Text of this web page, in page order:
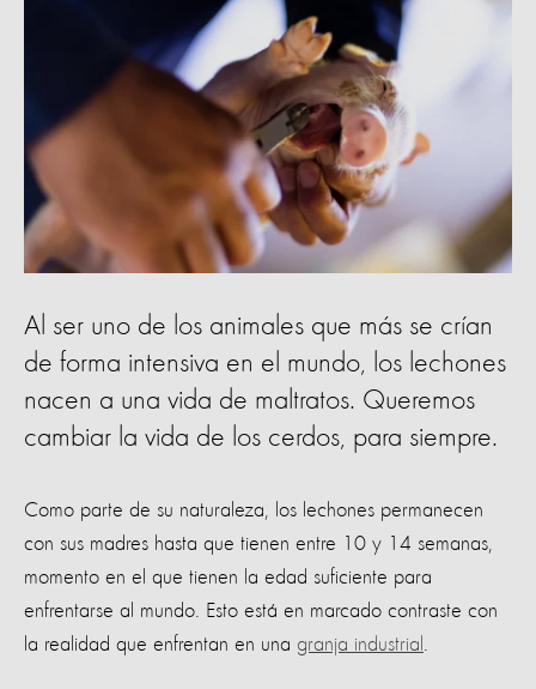
Al ser uno de los animales que más se crían
de forma intensiva en el mundo, los lechones
nacen a una vida de maltratos. Queremos
cambiar la vida de los cerdos, para siempre.
Como parte de su naturaleza, los lechones permanecen
con sus madres hasta que tienen entre 10 y 14 semanas,
momento en el que tienen la edad suficiente para
enfrentarse al mundo. Esto está en marcado contraste con
la realidad que enfrentan en una granja industrial